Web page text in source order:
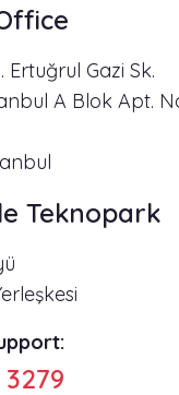
Gazi Sk.
A Blok Apt.
Teknopark